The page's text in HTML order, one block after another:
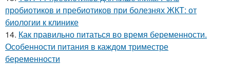
пробиотиков и пребиотиков при болезнях ЖКТ: от
биологии к клинике
14. Как правильно питаться во время беременности.
Особенности питания в каждом триместре
беременности